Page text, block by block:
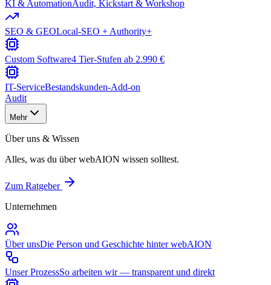
KI & AutomationAudit, Kickstart & Workshop
SEO & GEOLocal-SEO + Authority+
Custom Software4 Tier-Stufen ab 2.990 €
IT-ServiceBestandskunden-Add-on
Audit
Mehr
Über uns & Wissen
Alles, was du über webAION wissen solltest.
Zum Ratgeber
Unternehmen
Über unsDie Person und Geschichte hinter webAION
Unser ProzessSo arbeiten wir — transparent und direkt